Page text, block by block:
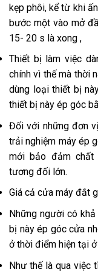
kẹp phôi, kể từ khi
bước một vào mở
15- 20 s là xong ,
Thiết bị làm việc
chính vì thế mà thời
dùng loại thiết bị
thiết bị này ép góc
Đối với những đơn
trải nghiệm máy ép
mới bảo đảm chất
tương đối lớn.
Giá cả cửa máy đắt
Những người có
bị này ép góc cửa
ở thời điểm hiện tại
Như thế là qua việc